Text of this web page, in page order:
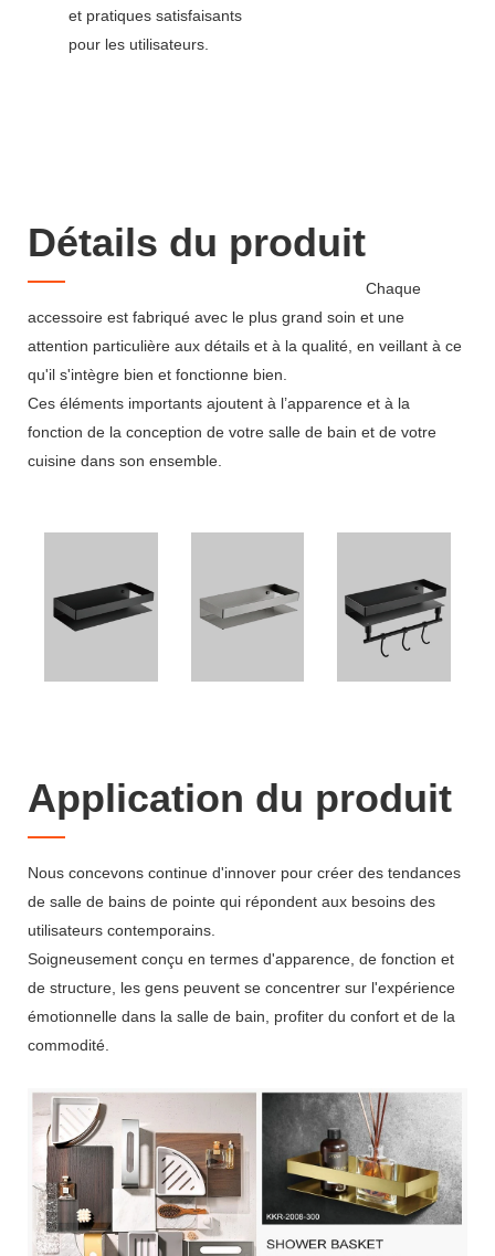
et pratiques satisfaisants
pour les utilisateurs.
Détails du produit
Chaque
accessoire est fabriqué avec le plus grand soin et une
attention particulière aux détails et à la qualité, en veillant à ce
qu'il s'intègre bien et fonctionne bien.
Ces éléments importants ajoutent à l’apparence et à la
fonction de la conception de votre salle de bain et de votre
cuisine dans son ensemble.
Application du produit
Nous concevons continue d'innover pour créer des tendances
de salle de bains de pointe qui répondent aux besoins des
utilisateurs contemporains.
Soigneusement conçu en termes d'apparence, de fonction et
de structure, les gens peuvent se concentrer sur l'expérience
émotionnelle dans la salle de bain, profiter du confort et de la
commodité.